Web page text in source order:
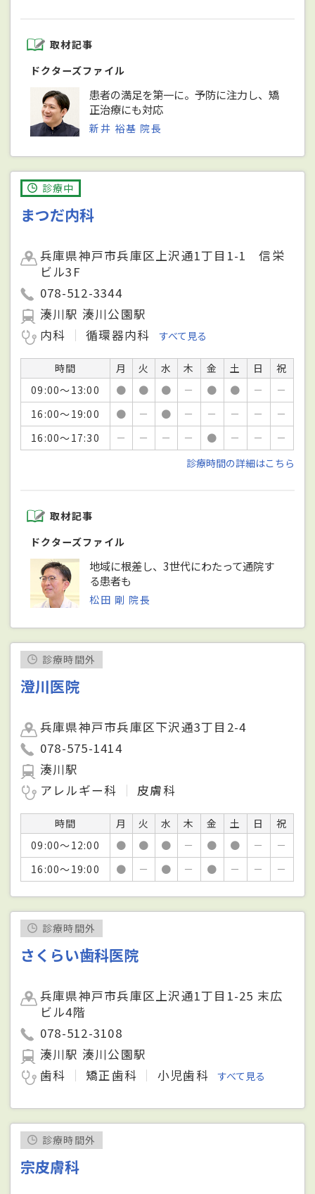
取材記事
ドクターズファイル
患者の満足を第一に。予防に注力し、矯
正治療にも対応
新井 裕基 院長
診療中
まつだ内科
兵庫県神戸市兵庫区上沢通1丁目1-1 信栄
ビル3F
078-512-3344
湊川駅 湊川公園駅
内科
循環器内科 すべて見る
時間 月 火 水 木 金 土 日
祝
09:00～13:00
● ● ● － ● ● －
－
16:00～19:00
● － ● － － － －
－
16:00～17:30
－ － － － ● － －
－
診療時間の詳細はこちら
取材記事
ドクターズファイル
地域に根差し、3世代にわたって通院す
る患者も
松田 剛 院長
診療時間外
澄川医院
兵庫県神戸市兵庫区下沢通3丁目2-4
078-575-1414
湊川駅
アレルギー科
皮膚科
時間 月 火 水 木 金 土 日
祝
09:00～12:00
● ● ● － ● ● －
－
16:00～19:00
● － ● － ● － － －
診療時間外
さくらい歯科医院
兵庫県神戸市兵庫区上沢通1丁目1-25 末広
ビル4階
078-512-3108
湊川駅 湊川公園駅
歯科
矯正歯科 小児歯科 すべて見る
診療時間外
宗皮膚科